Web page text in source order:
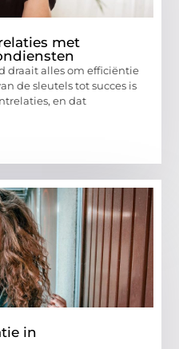
met
draait alles om efficiëntie
de sleutels tot succes is
en dat
in